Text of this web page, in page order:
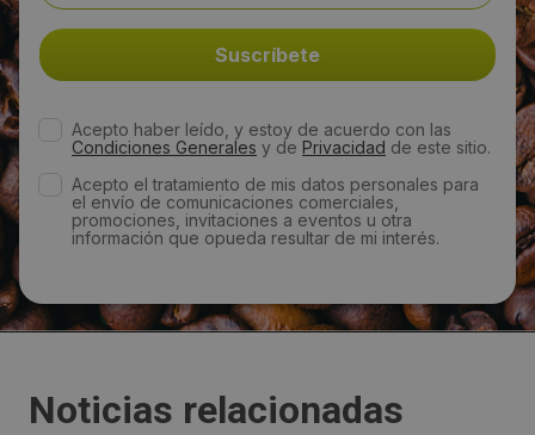
Acepto haber leído, y estoy de acuerdo con las
Condiciones Generales y de Privacidad de este sitio.
Acepto el tratamiento de mis datos personales para
el envío de comunicaciones comerciales,
promociones, invitaciones a eventos u otra
información que opueda resultar de mi interés.
Noticias relacionadas